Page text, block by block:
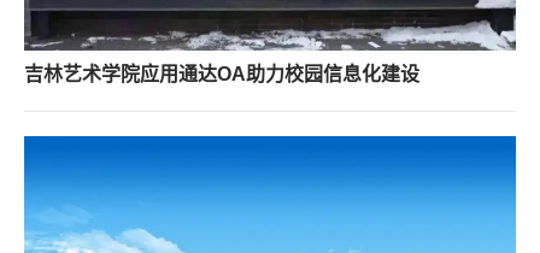
吉林艺术学院应用通达OA助力校园信息化建设